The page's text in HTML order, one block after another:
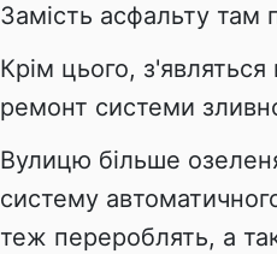
Замість асфальту там
Крім цього,
ремонт системи
Вулицю більше
систему
теж перероблять, а